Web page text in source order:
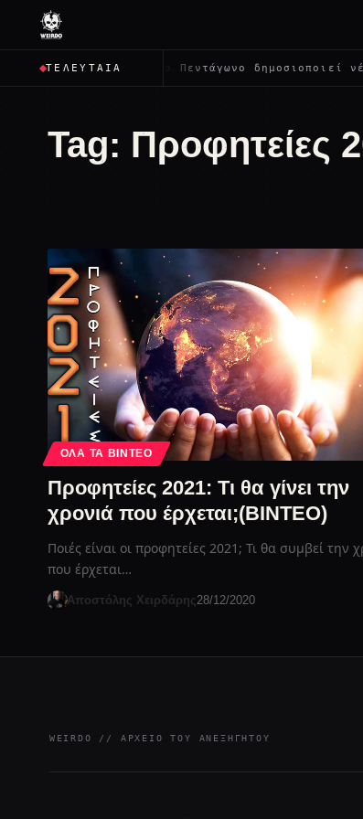
ΤΕΛΕΥΤΑΊΑ
όλους; ✦ Το Πεντάγωνο δημοσιοποιεί
Tag: Προφητείες
ΌΛΑ ΤΑ ΒΊΝΤΕΟ
Προφητείες 2021: Τι θα γίνει την
χρονιά που έρχεται;(ΒΙΝΤΕΟ)
Ποιές είναι οι προφητείες 2021; Τι θα συμβεί την
που έρχεται…
Αποστόλης Χειρδάρης 28/12/2020
WEIRDO // ΑΡΧΕΊΟ ΤΟΥ ΑΝΕΞΉΓΗΤΟΥ